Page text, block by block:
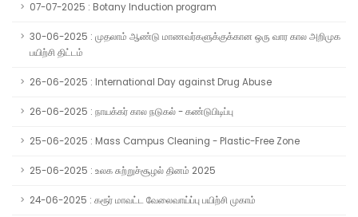
07-07-2025 : Botany Induction program
30-06-2025 : முதலாம் ஆண்டு மாணவர்களுக்குக்கான ஒரு வார கால அறிமுக
பயிற்சி திட்டம்
26-06-2025 : International Day against Drug Abuse
26-06-2025 : நாயக்கர் கால நடுகல் - கண்டுபிடிப்பு
25-06-2025 : Mass Campus Cleaning - Plastic-Free Zone
25-06-2025 : உலக சுற்றுச்சூழல் தினம் 2025
24-06-2025 : கரூர் மாவட்ட வேலைவாய்ப்பு பயிற்சி முகாம்